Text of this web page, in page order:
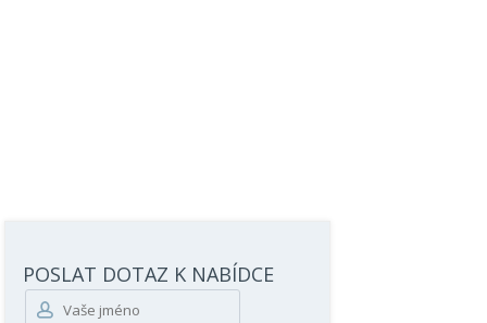
POSLAT DOTAZ K NABÍDCE